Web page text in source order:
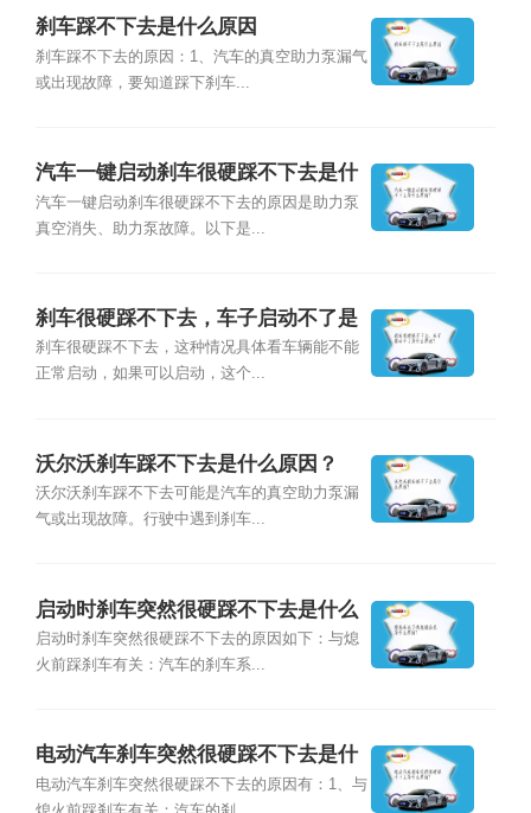
刹车踩不下去是什么原因
刹车踩不下去的原因：1、汽车的真空助力泵漏气
或出现故障，要知道踩下刹车...
汽车一键启动刹车很硬踩不下去是什
么原因？
汽车一键启动刹车很硬踩不下去的原因是助力泵
真空消失、助力泵故障。以下是...
刹车很硬踩不下去，车子启动不了是
什么原因？
刹车很硬踩不下去，这种情况具体看车辆能不能
正常启动，如果可以启动，这个...
沃尔沃刹车踩不下去是什么原因？
沃尔沃刹车踩不下去可能是汽车的真空助力泵漏
气或出现故障。行驶中遇到刹车...
启动时刹车突然很硬踩不下去是什么
原因？
启动时刹车突然很硬踩不下去的原因如下：与熄
火前踩刹车有关：汽车的刹车系...
电动汽车刹车突然很硬踩不下去是什
么原因？
电动汽车刹车突然很硬踩不下去的原因有：1、与